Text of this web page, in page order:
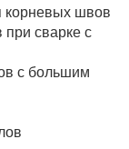
корневых швов
сварке с
с большим